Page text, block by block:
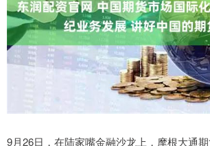
9月26日，在陆家嘴金融沙龙上，摩根大通